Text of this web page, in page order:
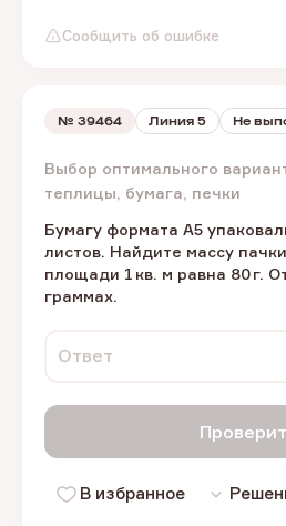
Сообщить об ошибке
№ 39464 Линия 5 Не
Выбор оптимального
теплицы, бумага, печки
Бумагу формата А5
листов. Найдите массу
площади 1 кв. м равна 80 г.
граммах.
Ответ
В избранное